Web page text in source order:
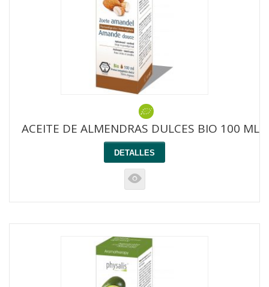
ACEITE DE ALMENDRAS DULCES BIO 100 ML
DETALLES
K